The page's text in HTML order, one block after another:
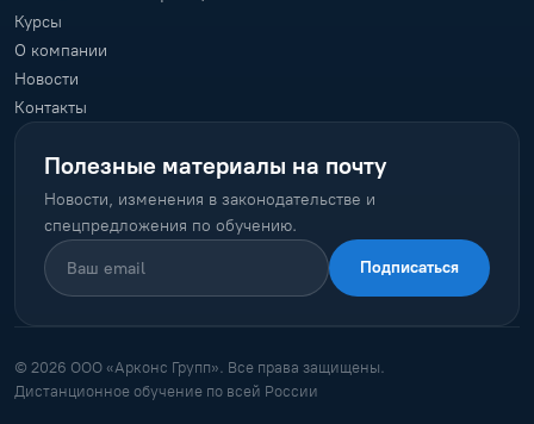
Курсы
О компании
Новости
Контакты
Полезные материалы на почту
Новости, изменения в законодательстве и
спецпредложения по обучению.
Подписаться
© 2026 ООО «Арконс Групп». Все права защищены.
Дистанционное обучение по всей России